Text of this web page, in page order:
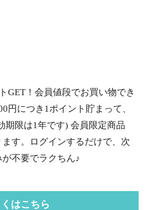
GET！会員値段でお買い物でき
円につき1ポイント貯まって、
期限は1年です) 会員限定商品
す。ログインするだけで、次
不要でラクちん♪
はこちら